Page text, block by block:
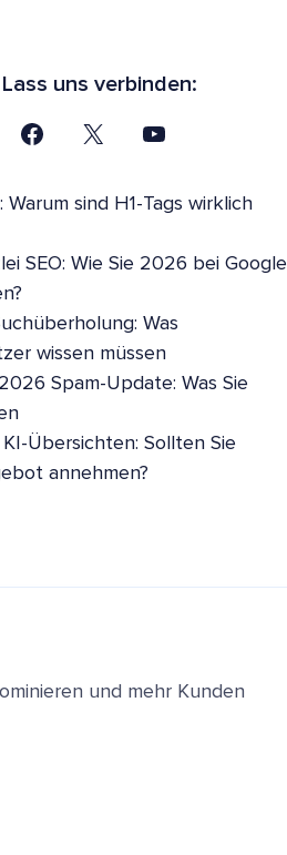
Lass uns verbinden:
Warum sind H1-Tags wirklich
SEO: Wie Sie 2026 bei Google
Was
wissen müssen
Spam-Update: Was Sie
Übersichten: Sollten Sie
annehmen?
und mehr Kunden